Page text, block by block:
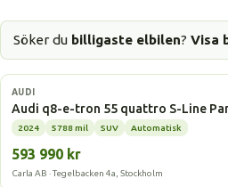
Söker du billigaste elbilen? Visa
Elbil
AUDI
Audi q8-e-tron 55 quattro S-Line
2024 5788 mil SUV Automatisk
593 990 kr
Carla AB · Tegelbacken 4a, Stockholm